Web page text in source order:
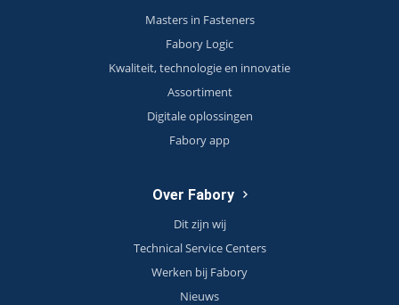
Masters in Fasteners
Fabory Logic
Kwaliteit, technologie en innovatie
Assortiment
Digitale oplossingen
Fabory app
Over Fabory
Dit zijn wij
Technical Service Centers
Werken bij Fabory
Nieuws